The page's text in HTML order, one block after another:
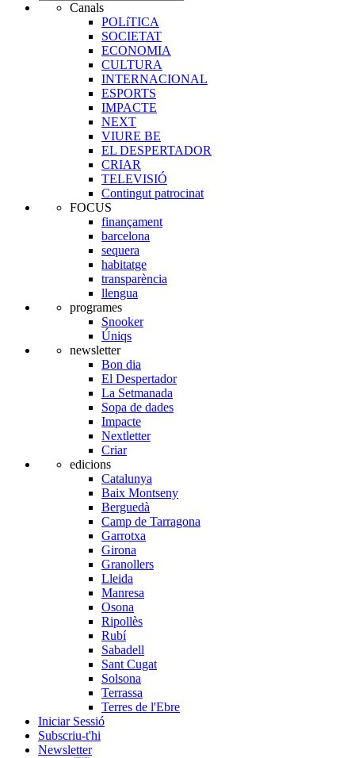
Canals
POLíTICA
SOCIETAT
ECONOMIA
CULTURA
INTERNACIONAL
ESPORTS
IMPACTE
NEXT
VIURE BE
EL DESPERTADOR
CRIAR
TELEVISIÓ
Contingut patrocinat
FOCUS
finançament
barcelona
sequera
habitatge
transparència
llengua
programes
Snooker
Úniqs
newsletter
Bon dia
El Despertador
La Setmanada
Sopa de dades
Impacte
Nextletter
Criar
edicions
Catalunya
Baix Montseny
Berguedà
Camp de Tarragona
Garrotxa
Girona
Granollers
Lleida
Manresa
Osona
Ripollès
Rubí
Sabadell
Sant Cugat
Solsona
Terrassa
Terres de l'Ebre
Iniciar Sessió
Subscriu-t'hi
Newsletter